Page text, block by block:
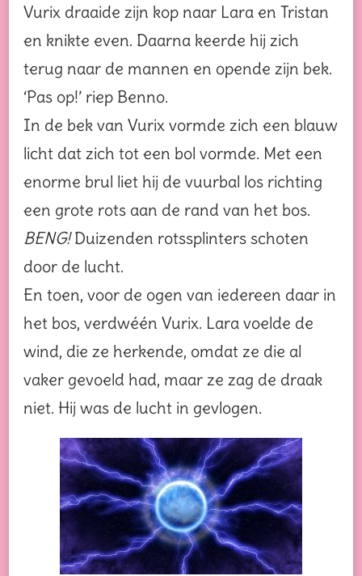
Vurix draaide zijn kop naar Lara en Tristan
en knikte even. Daarna keerde hij zich
terug naar de mannen en opende zijn bek.
‘Pas op!’ riep Benno.
In de bek van Vurix vormde zich een blauw
licht dat zich tot een bol vormde. Met een
enorme brul liet hij de vuurbal los richting
een grote rots aan de rand van het bos.
BENG!Duizenden rotssplinters schoten
door de lucht.
En toen, voor de ogen van iedereen daar in
het bos, verdwéén Vurix. Lara voelde de
wind, die ze herkende, omdat ze die al
vaker gevoeld had, maar ze zag de draak
niet. Hij was de lucht in gevlogen.